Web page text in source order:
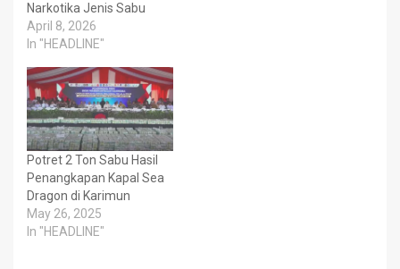
Narkotika Jenis Sabu
April 8, 2026
In "HEADLINE"
Potret 2 Ton Sabu Hasil
Penangkapan Kapal Sea
Dragon di Karimun
May 26, 2025
In "HEADLINE"